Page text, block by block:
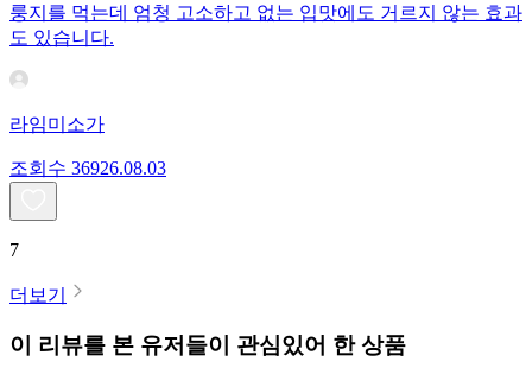
룽지를 먹는데 엄청 고소하고 없는 입맛에도 거르지 않는 효과
도 있습니다.
라임미소가
조회수 36926.08.03
7
더보기
이 리뷰를 본 유저들이 관심있어 한 상품